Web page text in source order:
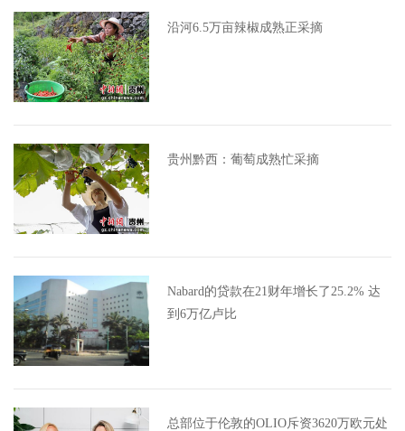
沿河6.5万亩辣椒成熟正采摘
贵州黔西：葡萄成熟忙采摘
Nabard的贷款在21财年增长了25.2% 达
到6万亿卢比
总部位于伦敦的OLIO斥资3620万欧元处